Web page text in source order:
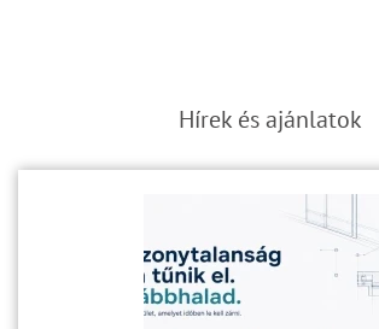
Hírek és ajánlatok